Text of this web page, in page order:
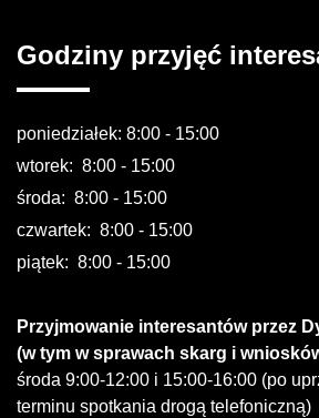
Godziny przyjęć
poniedziałek: 8:00 - 15:00
wtorek: 8:00 - 15:00
środa: 8:00 - 15:00
czwartek: 8:00 - 15:00
piątek: 8:00 - 15:00
Przyjmowanie interesantów przez
(w tym w sprawach skarg i
środa 9:00-12:00 i 15:00-16:00 (po
terminu spotkania drogą telefoniczną)